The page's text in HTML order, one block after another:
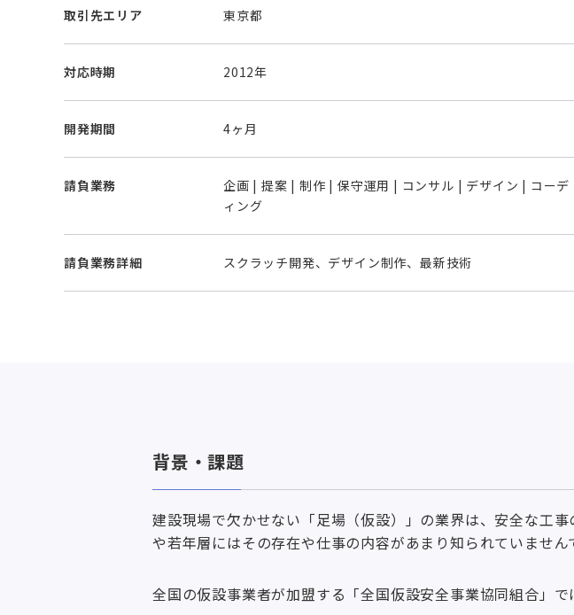
取引先エリア 東京都
対応時期 2012年
開発期間 4ヶ月
請負業務
企画 | 提案 | 制作 | 保守運用 | コンサル | デザイン | コーデ
ィング
請負業務詳細 スクラッチ開発、デザイン制作、最新技術
背景・課題
建設現場で欠かせない「足場（仮設）」の業界は、安全な工
や若年層にはその存在や仕事の内容があまり知られていません
全国の仮設事業者が加盟する「全国仮設安全事業協同組合」で